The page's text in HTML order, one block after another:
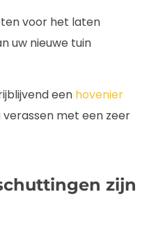
voor het laten
uw nieuwe tuin
een hovenier
verassen met een zeer
zijn